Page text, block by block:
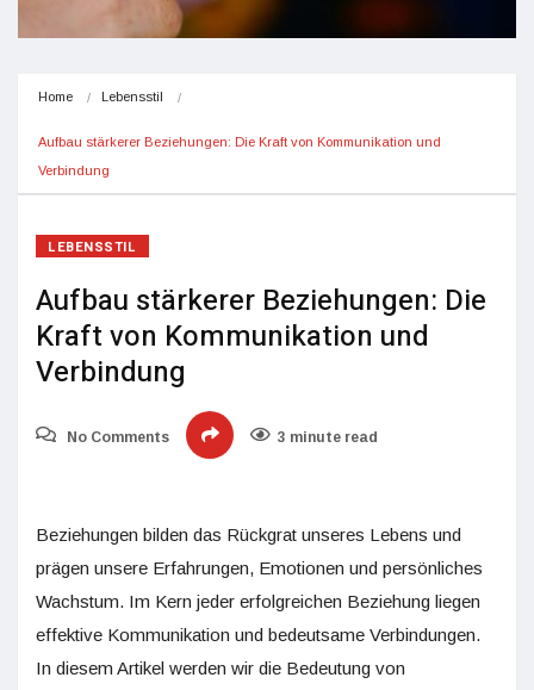
Home Lebensstil
Aufbau stärkerer Beziehungen: Die Kraft von Kommunikation und
Verbindung
LEBENSSTIL
Aufbau stärkerer Beziehungen: Die
Kraft von Kommunikation und
Verbindung
No Comments 3 minute read
Beziehungen bilden das Rückgrat unseres Lebens und
prägen unsere Erfahrungen, Emotionen und persönliches
Wachstum. Im Kern jeder erfolgreichen Beziehung liegen
effektive Kommunikation und bedeutsame Verbindungen.
In diesem Artikel werden wir die Bedeutung von